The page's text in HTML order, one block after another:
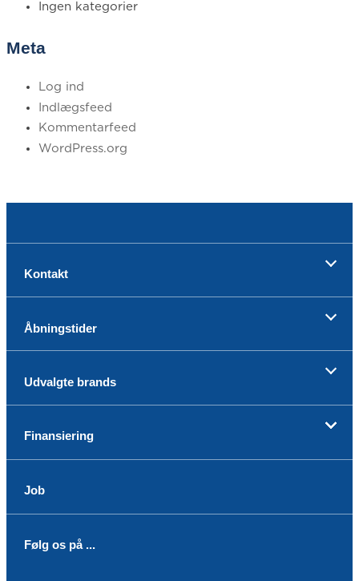
Ingen kategorier
Meta
Log ind
Indlægsfeed
Kommentarfeed
WordPress.org
Kontakt
Åbningstider
Udvalgte brands
Finansiering
Job
Følg os på ...